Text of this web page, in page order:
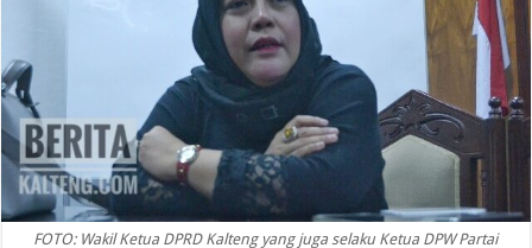
FOTO: Wakil Ketua DPRD Kalteng yang juga selaku Ketua DPW Partai